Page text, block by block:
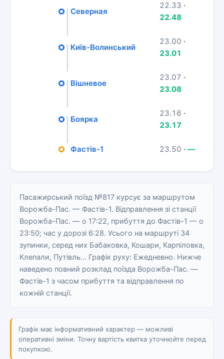
Северная
22.33 ·
22.48
Київ-Волинський
23.00 ·
23.01
Вішневое
23.07 ·
23.08
Боярка
23.16 ·
23.17
Фастів-1 23.50 · —
Пасажирський поїзд №817 курсує за маршрутом
Ворожба-Пас. — Фастів-1. Відправлення зі станції
Ворожба-Пас. — о 17:22, прибуття до Фастів-1 — о
23:50; час у дорозі 6:28. Усього на маршруті 34
зупинки, серед них Бабаковка, Кошари, Карпіловка,
Клепали, Путівль… Графік руху: Ежедневно. Нижче
наведено повний розклад поїзда Ворожба-Пас. —
Фастів-1 з часом прибуття та відправлення по
кожній станції.
Графік має інформативний характер — можливі
оперативні зміни. Точну вартість квитка уточнюйте перед
покупкою.